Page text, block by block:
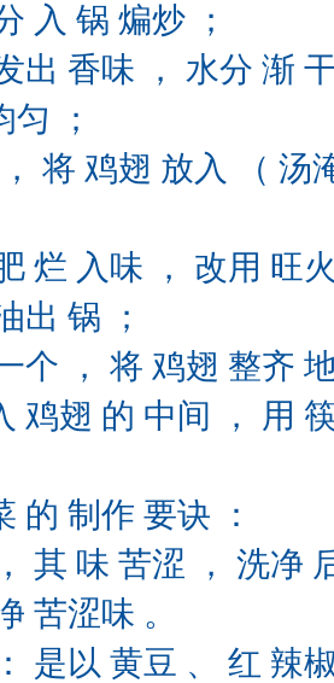
入 锅 煸炒 ；
出 香味 ， 水分 渐
；
将 鸡翅 放入 （ 汤
烂 入味 ， 改用 旺
出 锅 ；
个 ， 将 鸡翅 整齐
鸡翅 的 中间 ， 用
的 制作 要诀 ：
其 味 苦涩 ， 洗净
苦涩味 。
是以 黄豆 、 红 辣